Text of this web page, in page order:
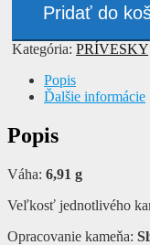
Prívesok
LARIMAR
Pridať do
Kategória: PRÍVESKY
Popis
Ďalšie informácie
Popis
Váha: 6,91 g
Veľkosť jednotlivého
Opracovanie kameňa: